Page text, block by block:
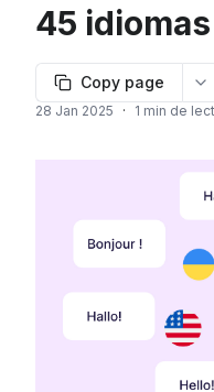
45
Copy page
28 Jan 2025 · 1 min de